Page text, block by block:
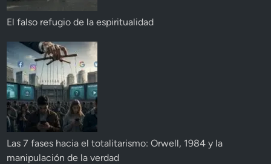
El falso refugio de la espiritualidad
Las 7 fases hacia el totalitarismo: Orwell, 1984 y la
manipulación de la verdad